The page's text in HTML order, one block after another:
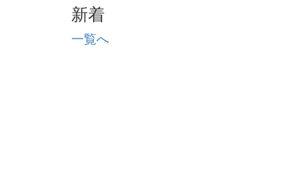
新着
一覧へ